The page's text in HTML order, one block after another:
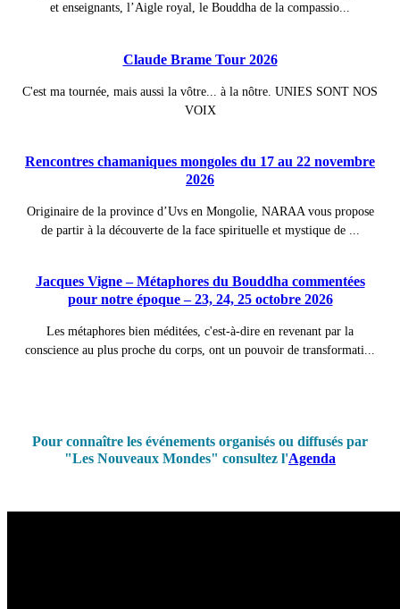
et enseignants, l’Aigle royal, le Bouddha de la compassio...
Claude Brame Tour 2026
C'est ma tournée, mais aussi la vôtre... à la nôtre. UNIES SONT NOS
VOIX
Rencontres chamaniques mongoles du 17 au 22 novembre
2026
Originaire de la province d’Uvs en Mongolie, NARAA vous propose
de partir à la découverte de la face spirituelle et mystique de ...
Jacques Vigne – Métaphores du Bouddha commentées
pour notre époque – 23, 24, 25 octobre 2026
Les métaphores bien méditées, c'est-à-dire en revenant par la
conscience au plus proche du corps, ont un pouvoir de transformati...
Pour connaître les événements organisés ou diffusés par
"Les Nouveaux Mondes" consultez l'Agenda